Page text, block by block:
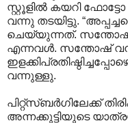
സ്റ്റൂളിൽ കയറി
വന്നു തടയിട്ടു.
ചെയ്യുന്നത്.
എന്നവൾ. സന്തോഷ്
വന്നുള്ളു.
പിറ്റ്സ്ബർഗിലേക്ക്
അന്നക്കുട്ടിയുടെ